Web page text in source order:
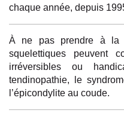
chaque année, depuis
À ne pas prendre à la
squelettiques peuvent
irréversibles ou
tendinopathie, le
l’épicondylite au coude.